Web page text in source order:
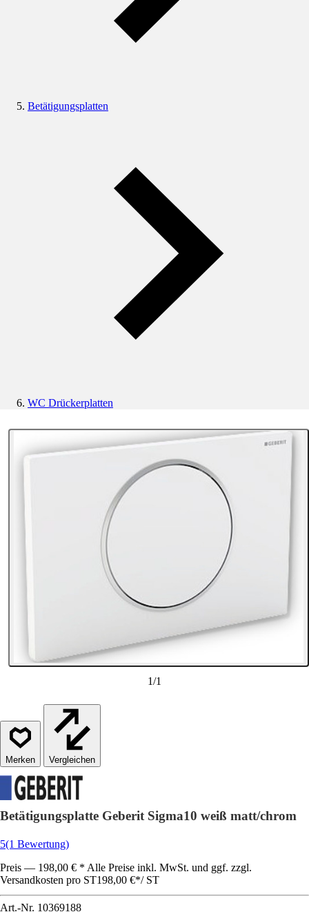
Betätigungsplatten
WC Drückerplatten
1/1
Vergleichen
Betätigungsplatte Geberit Sigma10 weiß matt/chrom
5(1 Bewertung)
Preis — 198,00 € * Alle Preise inkl. MwSt. und ggf. zzgl.
Versandkosten pro ST198,00 €*/ ST
Art.-Nr. 10369188